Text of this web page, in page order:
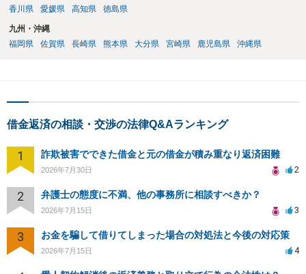
香川県
愛媛県 高知県 徳島県
九州・沖縄
福岡県
佐賀県 長崎県 熊本県 大分県 宮崎県 鹿児島県 沖縄県
借金返済の相談・交渉の法律Q&Aランキング
1 詐欺被害でできた借金と元の借金が積み重なり返済困難
2026年7月30日 2
2 弁護士の態度に不満、他の事務所に相談すべきか？
2026年7月15日 3
3 お金を騙して借りてしまった場合の対処法と今後の対応策
2026年7月15日 4